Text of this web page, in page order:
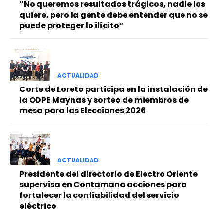
“No queremos resultados trágicos, nadie los
quiere, pero la gente debe entender que no se
puede proteger lo ilícito”
ACTUALIDAD
Corte de Loreto participa en la instalación de
la ODPE Maynas y sorteo de miembros de
mesa para las Elecciones 2026
ACTUALIDAD
Presidente del directorio de Electro Oriente
supervisa en Contamana acciones para
fortalecer la confiabilidad del servicio
eléctrico